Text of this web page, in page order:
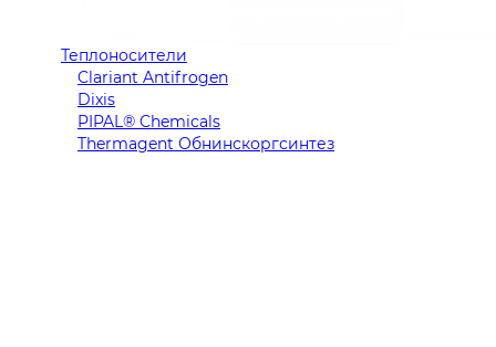
Теплоносители
Clariant Antifrogen
Dixis
PIPAL® Chemicals
Thermagent Обнинскоргсинтез